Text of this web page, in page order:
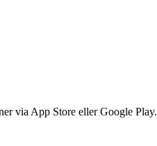
via App Store eller Google Play.